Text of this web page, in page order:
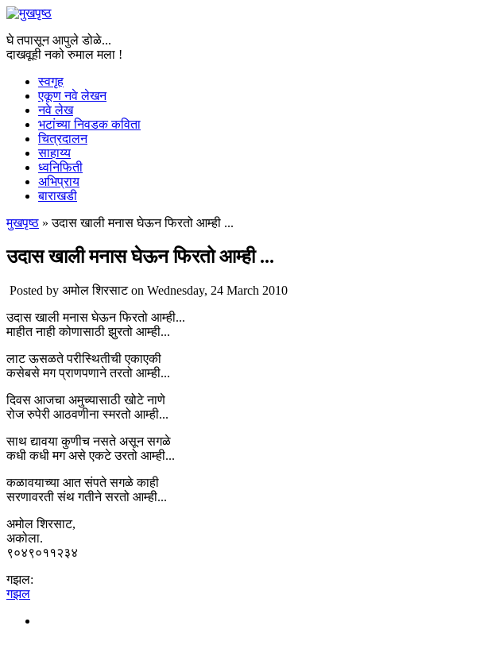
घे तपासून आपुले डोळे...
दाखवूही नको रुमाल मला !
स्वगृह
एकूण नवे लेखन
नवे लेख
भटांच्या निवडक कविता
चित्रदालन
साहाय्य
ध्वनिफिती
अभिप्राय
बाराखडी
You are here
मुखपृष्ठ » उदास खाली मनास घेऊन फिरतो आम्ही ...
उदास खाली मनास घेऊन फिरतो आम्ही ...
Posted by अमोल शिरसाटon Wednesday, 24 March 2010
उदास खाली मनास घेऊन फिरतो आम्ही...
माहीत नाही कोणासाठी झुरतो आम्ही...
लाट ऊसळते परीस्थितीची एकाएकी
कसेबसे मग प्राणपणाने तरतो आम्ही...
दिवस आजचा अमुच्यासाठी खोटे नाणे
रोज रुपेरी आठवणीना स्मरतो आम्ही...
साथ द्यावया कुणीच नसते असून सगळे
कधी कधी मग असे एकटे उरतो आम्ही...
कळावयाच्या आत संपते सगळे काही
सरणावरती संथ गतीने सरतो आम्ही...
अमोल शिरसाट,
अकोला.
९०४९०११२३४
गझल:
गझल